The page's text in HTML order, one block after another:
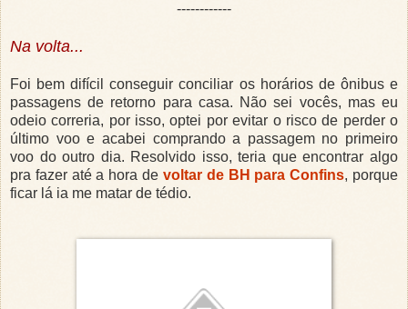
------------
Na volta...
Foi bem difícil conseguir conciliar os horários de ônibus e
passagens de retorno para casa. Não sei vocês, mas eu
odeio correria, por isso, optei por evitar o risco de perder o
último voo e acabei comprando a passagem no primeiro
voo do outro dia. Resolvido isso, teria que encontrar algo
pra fazer até a hora de voltar de BH para Confins, porque
ficar lá ia me matar de tédio.